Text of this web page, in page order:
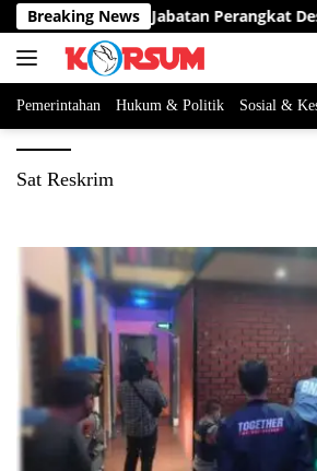
Langsung
ke
konten
Breaking News
Berebut Dua Jabatan Perangkat Desa
Pemerintahan Hukum & Politik Sosial &
Sat Reskrim